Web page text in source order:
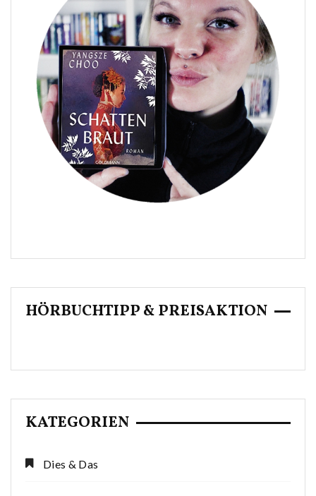
HÖRBUCHTIPP & PREISAKTION
KATEGORIEN
Dies & Das